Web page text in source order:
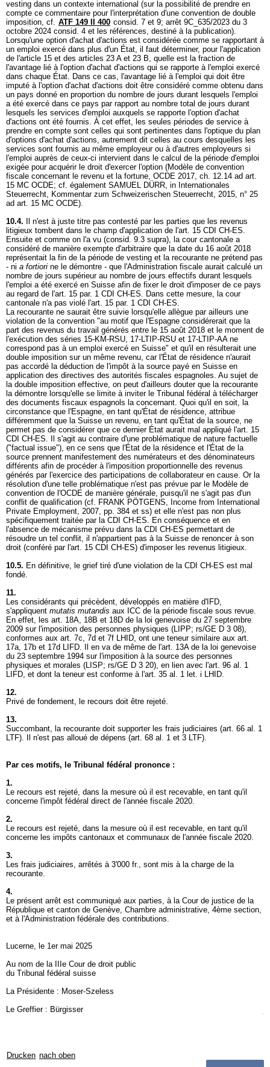
vesting dans un contexte international (sur la possibilité de prendre en
compte ce commentaire pour l'interprétation d'une convention de double
imposition, cf. ATF 149 II 400 consid. 7 et 9; arrêt 9C_635/2023 du 3
octobre 2024 consid. 4 et les références, destiné à la publication).
Lorsqu'une option d'achat d'actions est considérée comme se rapportant à
un emploi exercé dans plus d'un État, il faut déterminer, pour l'application
de l'article 15 et des articles 23 A et 23 B, quelle est la fraction de
l'avantage lié à l'option d'achat d'actions qui se rapporte à l'emploi exercé
dans chaque État. Dans ce cas, l'avantage lié à l'emploi qui doit être
imputé à l'option d'achat d'actions doit être considéré comme obtenu dans
un pays donné en proportion du nombre de jours durant lesquels l'emploi
a été exercé dans ce pays par rapport au nombre total de jours durant
lesquels les services d'emploi auxquels se rapporte l'option d'achat
d'actions ont été fournis. À cet effet, les seules périodes de service à
prendre en compte sont celles qui sont pertinentes dans l'optique du plan
d'options d'achat d'actions, autrement dit celles au cours desquelles les
services sont fournis au même employeur ou à d'autres employeurs si
l'emploi auprès de ceux-ci intervient dans le calcul de la période d'emploi
exigée pour acquérir le droit d'exercer l'option (Modèle de convention
fiscale concernant le revenu et la fortune, OCDE 2017, ch. 12.14 ad art.
15 MC OCDE; cf. également SAMUEL DÜRR, in Internationales
Steuerrecht, Kommentar zum Schweizerischen Steuerrecht, 2015, n° 25
ad art. 15 MC OCDE).
10.4. Il n'est à juste titre pas contesté par les parties que les revenus
litigieux tombent dans le champ d'application de l'art. 15 CDI CH-ES.
Ensuite et comme on l'a vu (consid. 9.3 supra), la cour cantonale a
considéré de manière exempte d'arbitraire que la date du 16 août 2018
représentait la fin de la période de vesting et la recourante ne prétend pas
- ni a fortiori ne le démontre - que l'Administration fiscale aurait calculé un
nombre de jours supérieur au nombre de jours effectifs durant lesquels
l'emploi a été exercé en Suisse afin de fixer le droit d'imposer de ce pays
au regard de l'art. 15 par. 1 CDI CH-ES. Dans cette mesure, la cour
cantonale n'a pas violé l'art. 15 par. 1 CDI CH-ES.
La recourante ne saurait être suivie lorsqu'elle allègue par ailleurs une
violation de la convention "au motif que l'Espagne considérerait que la
part des revenus du travail générés entre le 15 août 2018 et le moment de
l'exécution des séries 15-KM-RSU, 17-LTIP-RSU et 17-LTIP-AA ne
correspond pas à un emploi exercé en Suisse" et qu'il en résulterait une
double imposition sur un même revenu, car l'État de résidence n'aurait
pas accordé la déduction de l'impôt à la source payé en Suisse en
application des directives des autorités fiscales espagnoles. Au sujet de
la double imposition effective, on peut d'ailleurs douter que la recourante
la démontre lorsqu'elle se limite à inviter le Tribunal fédéral à télécharger
des documents fiscaux espagnols la concernant. Quoi qu'il en soit, la
circonstance que l'Espagne, en tant qu'État de résidence, attribue
différemment que la Suisse un revenu, en tant qu'État de la source, ne
permet pas de considérer que ce dernier État aurait mal appliqué l'art. 15
CDI CH-ES. Il s'agit au contraire d'une problématique de nature factuelle
("factual issue"), en ce sens que l'État de la résidence et l'État de la
source prennent manifestement des numérateurs et des dénominateurs
différents afin de procéder à l'imposition proportionnelle des revenus
générés par l'exercice des participations de collaborateur en cause. Or la
résolution d'une telle problématique n'est pas prévue par le Modèle de
convention de l'OCDE de manière générale, puisqu'il ne s'agit pas d'un
conflit de qualification (cf. FRANK PÖTGENS, Income from International
Private Employment, 2007, pp. 384 et ss) et elle n'est pas non plus
spécifiquement traitée par la CDI CH-ES. En conséquence et en
l'absence de mécanisme prévu dans la CDI CH-ES permettant de
résoudre un tel conflit, il n'appartient pas à la Suisse de renoncer à son
droit (conféré par l'art. 15 CDI CH-ES) d'imposer les revenus litigieux.
10.5. En définitive, le grief tiré d'une violation de la CDI CH-ES est mal
fondé.
11.
Les considérants qui précèdent, développés en matière d'IFD,
s'appliquent mutatis mutandis aux ICC de la période fiscale sous revue.
En effet, les art. 18A, 18B et 18D de la loi genevoise du 27 septembre
2009 sur l'imposition des personnes physiques (LIPP; rs/GE D 3 08),
conformes aux art. 7c, 7d et 7f LHID, ont une teneur similaire aux art.
17a, 17b et 17d LIFD. Il en va de même de l'art. 13A de la loi genevoise
du 23 septembre 1994 sur l'imposition à la source des personnes
physiques et morales (LISP; rs/GE D 3 20), en lien avec l'art. 96 al. 1
LIFD, et dont la teneur est conforme à l'art. 35 al. 1 let. i LHID.
12.
Privé de fondement, le recours doit être rejeté.
13.
Succombant, la recourante doit supporter les frais judiciaires (art. 66 al. 1
LTF). Il n'est pas alloué de dépens (art. 68 al. 1 et 3 LTF).
Par ces motifs, le Tribunal fédéral prononce :
1.
Le recours est rejeté, dans la mesure où il est recevable, en tant qu'il
concerne l'impôt fédéral direct de l'année fiscale 2020.
2.
Le recours est rejeté, dans la mesure où il est recevable, en tant qu'il
concerne les impôts cantonaux et communaux de l'année fiscale 2020.
3.
Les frais judiciaires, arrêtés à 3'000 fr., sont mis à la charge de la
recourante.
4.
Le présent arrêt est communiqué aux parties, à la Cour de justice de la
République et canton de Genève, Chambre administrative, 4ème section,
et à l'Administration fédérale des contributions.
Lucerne, le 1er mai 2025
Au nom de la IIIe Cour de droit public
du Tribunal fédéral suisse
La Présidente : Moser-Szeless
Le Greffier : Bürgisser
Drucken nach oben